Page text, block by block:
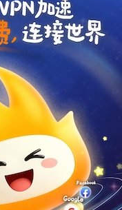
支持 [0] 反对 [0]
支持
快连加速器